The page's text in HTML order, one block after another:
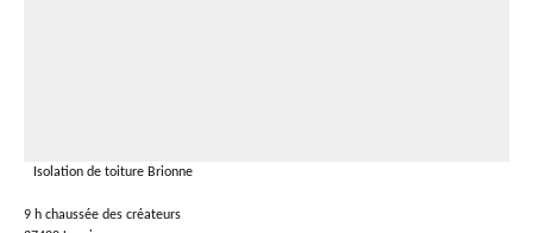
Isolation de toiture Brionne
9 h chaussée des créateurs